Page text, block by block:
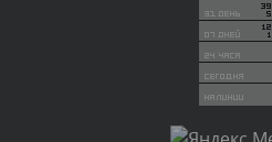
Комментарий
Текст комментария будет
администратором.